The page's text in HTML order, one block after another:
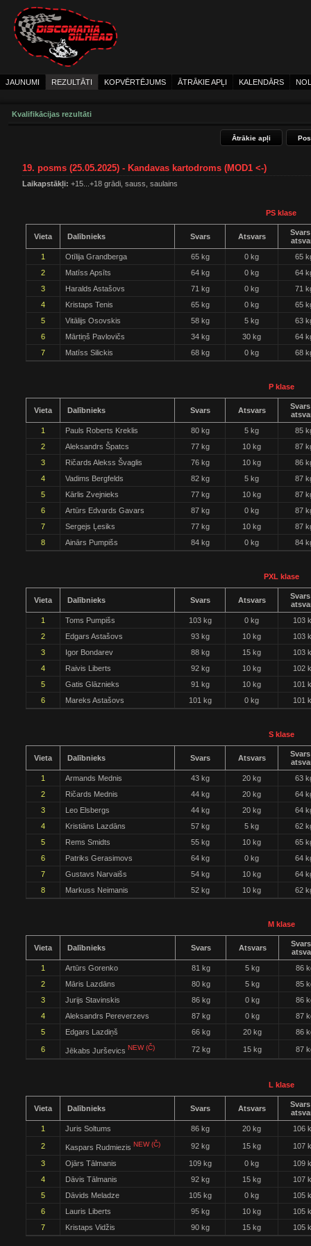
JAUNUMI REZULTĀTI KOPVĒRTĒJUMS ĀTRĀKIE APĻI KALENDĀRS
Kvalifikācijas rezultāti
Ātrākie apļi
19. posms (25.05.2025) - Kandavas kartodroms (MOD1 <-)
Laikapstākļi: +15...+18 grādi, sauss, saulains
PS klase
Vieta Dalībnieks Svars Atsvars
1
Otīlija Grandberga 65 kg 0 kg
65
2
Matīss Apsīts 64 kg 0 kg
64
3
Haralds Astašovs 71 kg 0 kg
71
4
Kristaps Tenis 65 kg 0 kg
65
5
Vitālijs Osovskis 58 kg 5 kg
63
6
Mārtiņš Pavlovičs 34 kg 30 kg
64
7
Matīss Silickis 68 kg 0 kg 68
P klase
Vieta Dalībnieks Svars Atsvars
1
Pauls Roberts Kreklis 80 kg 5 kg
85
2
Aleksandrs Špatcs 77 kg 10 kg
87
3
Ričards Alekss Švaglis 76 kg 10 kg
86
4
Vadims Bergfelds 82 kg 5 kg
87
5
Kārlis Zvejnieks 77 kg 10 kg
87
6
Artūrs Edvards Gavars 87 kg 0 kg
87
7
Sergejs Ļesiks 77 kg 10 kg
87
8
Ainārs Pumpišs 84 kg 0 kg 84
PXL klase
Vieta Dalībnieks Svars Atsvars
1
Toms Pumpišs 103 kg 0 kg
103
2
Edgars Astašovs 93 kg 10 kg
103
3
Igor Bondarev 88 kg 15 kg
103
4
Raivis Liberts 92 kg 10 kg
102
5
Gatis Glāznieks 91 kg 10 kg
101
6
Mareks Astašovs 101 kg 0 kg 101
S klase
Vieta Dalībnieks Svars Atsvars
1
Armands Mednis 43 kg 20 kg
63
2
Ričards Mednis 44 kg 20 kg
64
3
Leo Elsbergs 44 kg 20 kg
64
4
Kristiāns Lazdāns 57 kg 5 kg
62
5
Rems Smidts 55 kg 10 kg
65
6
Patriks Gerasimovs 64 kg 0 kg
64
7
Gustavs Narvaišs 54 kg 10 kg
64
8
Markuss Neimanis 52 kg 10 kg 62
M klase
Vieta Dalībnieks Svars Atsvars
1
Artūrs Gorenko 81 kg 5 kg
86
2
Māris Lazdāns 80 kg 5 kg
85
3
Jurijs Stavinskis 86 kg 0 kg
86
4
Aleksandrs Pereverzevs 87 kg 0 kg
87
5
Edgars Lazdiņš 66 kg 20 kg 86
6 Jēkabs Jurševics NEW (Č) 72 kg 15 kg 87
L klase
Vieta Dalībnieks Svars Atsvars
1
Juris Soltums 86 kg 20 kg 106
2 Kaspars Rudmiezis NEW (Č) 92 kg 15 kg 107
3 Ojārs Tālmanis 109 kg 0 kg
109
4
Dāvis Tālmanis 92 kg 15 kg
107
5
Dāvids Meladze 105 kg 0 kg
105
6
Lauris Liberts 95 kg 10 kg
105
7
Kristaps Vidžis 90 kg 15 kg 105